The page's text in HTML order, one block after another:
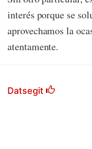
interés porque se
aprovechamos la
atentamente.
Datsegit